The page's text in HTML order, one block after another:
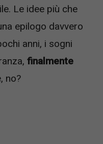
Le idee più che
epilogo davvero
anni, i sogni
finalmente
no?